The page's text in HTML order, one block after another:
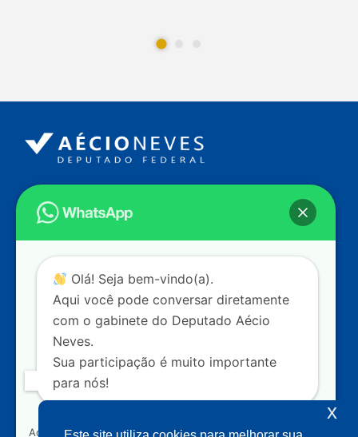
Endereço
Câmara dos Deputados
Ed. Principal, Ala C – Gabinete
Contato
dep.aecioneves@camara.leg.br
+55 (61) 3215-5964
+55 (31) 3261-0121
+55 (31) 97150-0834
Nossas redes
Olá! Seja bem-vindo(a).
Aqui você pode conversar diretamente
com o gabinete do Deputado Aécio
Neves.
Sua participação é muito importante
para nós!
Ao clicar para iniciar o contato pelo WhatsApp, você
x